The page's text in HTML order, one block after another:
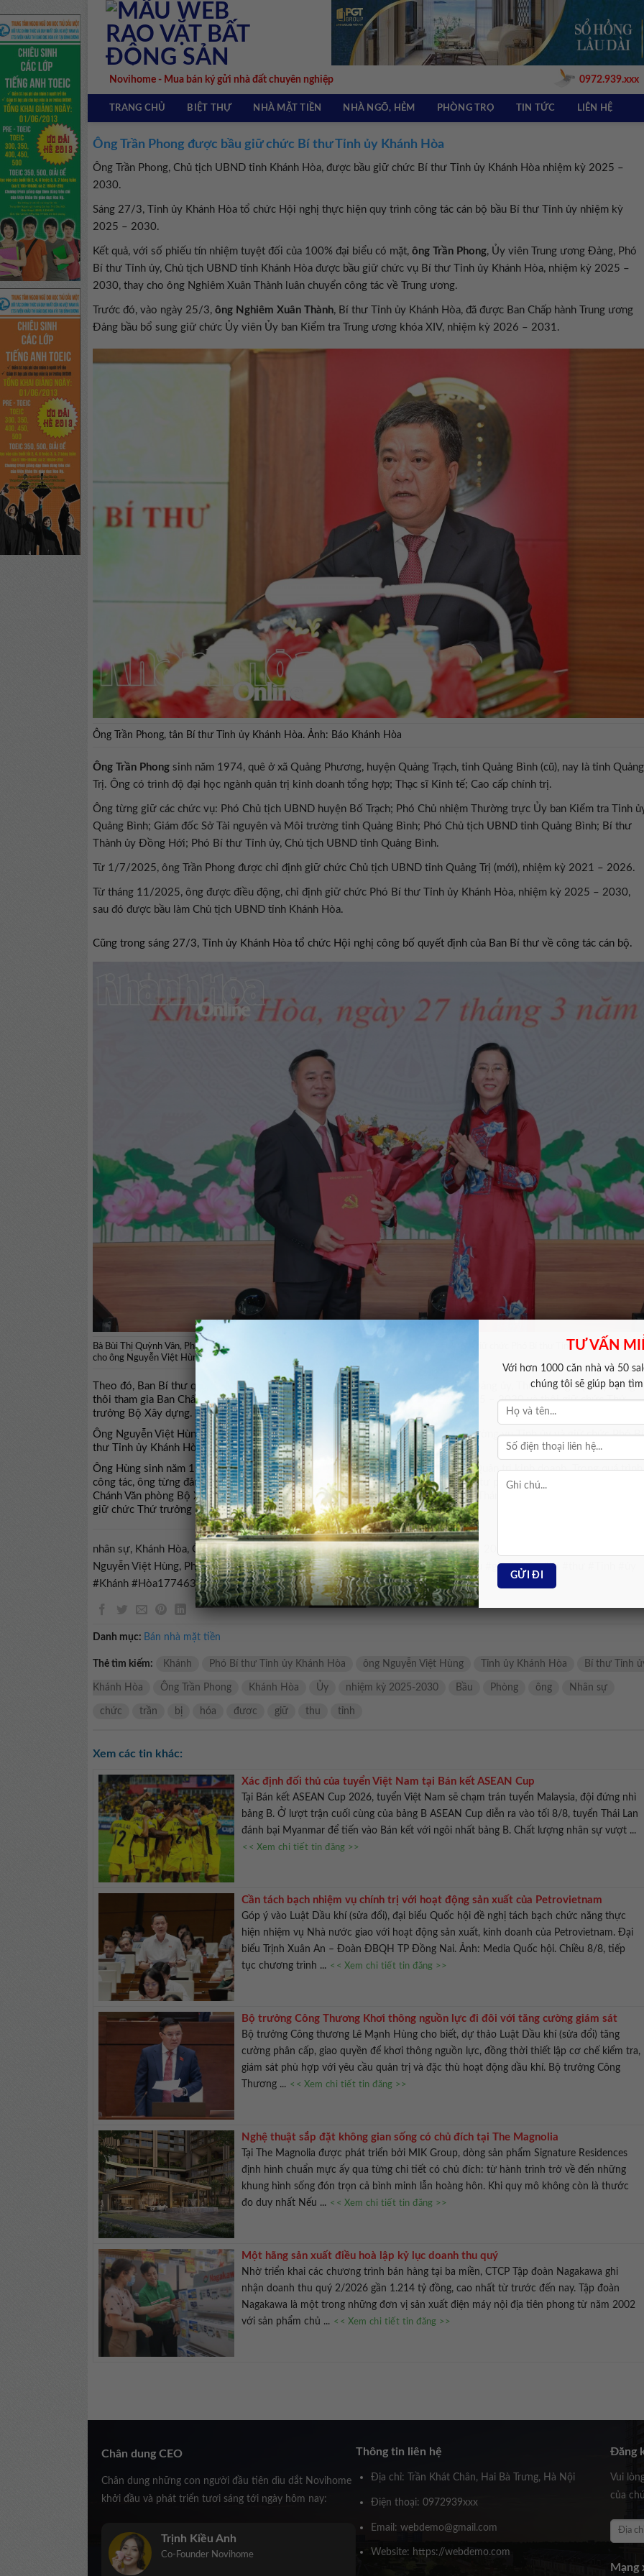
TƯ VẤN
Với hơn 1000 căn nhà và 50
chúng tôi sẽ giúp bạn
Skip
content
Novihome - Mua bán ký gửi nhà đất chuyên nghiệp 0972.939.xxx
TRANG CHỦ BIỆT THỰ NHÀ MẶT TIỀN NHÀ NGÕ, HẺM PHÒNG TRỌ TIN TỨC LIÊN HỆ
Ông Trần Phong được bầu giữ chức Bí thư Tỉnh ủy Khánh Hòa
Ông Trần Phong, Chủ tịch UBND tỉnh Khánh Hòa, được bầu giữ chức Bí thư Tỉnh ủy Khánh Hòa nhiệm kỳ 2025 –
2030.
Sáng 27/3, Tỉnh ủy Khánh Hòa tổ chức Hội nghị thực hiện quy trình công tác cán bộ bầu Bí thư Tỉnh ủy nhiệm kỳ
2025 – 2030.
Kết quả, với số phiếu tín nhiệm tuyệt đối của 100% đại biểu có mặt, ông Trần Phong, Ủy viên Trung ương Đảng, Phó
Bí thư Tỉnh ủy, Chủ tịch UBND tỉnh Khánh Hòa được bầu giữ chức vụ Bí thư Tỉnh ủy Khánh Hòa, nhiệm kỳ 2025 –
2030, thay cho ông Nghiêm Xuân Thành luân chuyển công tác về Trung ương.
Trước đó, vào ngày 25/3, ông Nghiêm Xuân Thành, Bí thư Tỉnh ủy Khánh Hòa, đã được Ban Chấp hành Trung ương
Đảng bầu bổ sung giữ chức Ủy viên Ủy ban Kiểm tra Trung ương khóa XIV, nhiệm kỳ 2026 – 2031.
Ông Trần Phong, tân Bí thư Tỉnh ủy Khánh Hòa. Ảnh: Báo Khánh Hòa
Ông Trần Phong sinh năm 1974, quê ở xã Quảng Phương, huyện Quảng Trạch, tỉnh Quảng Bình (cũ), nay là tỉnh Quảng
Trị. Ông có trình độ đại học ngành quản trị kinh doanh tổng hợp; Thạc sĩ Kinh tế; Cao cấp chính trị.
Ông từng giữ các chức vụ: Phó Chủ tịch UBND huyện Bố Trạch; Phó Chủ nhiệm Thường trực Ủy ban Kiểm tra Tỉnh
Quảng Bình; Giám đốc Sở Tài nguyên và Môi trường tỉnh Quảng Bình; Phó Chủ tịch UBND tỉnh Quảng Bình; Bí thư
Thành ủy Đồng Hới; Phó Bí thư Tỉnh ủy, Chủ tịch UBND tỉnh Quảng Bình.
Từ 1/7/2025, ông Trần Phong được chỉ định giữ chức Chủ tịch UBND tỉnh Quảng Trị (mới), nhiệm kỳ 2021 – 2026.
Từ tháng 11/2025, ông được điều động, chỉ định giữ chức Phó Bí thư Tỉnh ủy Khánh Hòa, nhiệm kỳ 2025 – 2030,
sau đó được bầu làm Chủ tịch UBND tỉnh Khánh Hòa.
Cũng trong sáng 27/3, Tỉnh ủy Khánh Hòa tổ chức Hội nghị công bố quyết định của Ban Bí thư về công tác cán bộ.
Bà Bùi Thị Quỳnh Vân, Phó trưởng Ban Tổ chức Trung ương trao quyết định điều động, chỉ định giữ chức Phó Bí thư Tỉnh ủy Khánh Hòa
cho ông Nguyễn Việt Hùng, ngày 27/3. Ảnh: Báo Khánh Hòa
Theo đó, Ban Bí thư quyết địnhông Nguyễn Việt Hùng, Ủy viên Ban Thường vụ Đảng ủy, Thứ trưởng Bộ Xây dựng
thôi tham gia Ban Chấp hành, Ban Thường vụ Đảng ủy Bộ Xây dựng nhiệm kỳ 2025 – 2030 và thôi giữ chức Thứ
trưởng Bộ Xây dựng.
Ông Nguyễn Việt Hùng được điều động, chỉ định tham gia Ban Chấp hành, Ban Thường vụ Tỉnh ủy và giữ chức Phó Bí
thư Tỉnh ủy Khánh Hòa, nhiệm kỳ 2025 – 2030.
Ông Hùng sinh năm 1978, quê ở TP Hà Nội, có trình độ Cử nhân Kinh tế, Thạc sĩ Quản trị kinh doanh. Trong quá trình
công tác, ông từng đảm nhiệm các chức vụ: Phó Tổng Giám đốc Tổng công ty Đầu tư phát triển nhà và đô thị (HUD),
Chánh Văn phòng Bộ Xây dựng, Chủ tịch Hội đồng thành viên Tổng công ty HUD. Tháng 9/2024, ông được bổ nhiệm
giữ chức Thứ trưởng Bộ Xây dựng.
nhân sự, Khánh Hòa, Ông Trần Phong, Bí thư Tỉnh ủy Khánh Hòa, nhiệm kỳ 2025 – 2030, Tỉnh ủy Khánh Hòa, ông
Nguyễn Việt Hùng, Phó Bí thư Tỉnh ủy Khánh Hòa#Ông #Trần #Phong #được #bầu #giữ #chức #Bí #thư #Tỉnh #ủy
#Khánh #Hòa1774635359
Danh mục: Bán nhà mặt tiền
Thẻ tìm kiếm: Khánh Phó Bí thư Tỉnh ủy Khánh Hòa ông Nguyễn Việt Hùng Tỉnh ủy Khánh Hòa Bí thư Tỉnh
Khánh Hòa Ông Trần Phong Khánh Hòa Ủy nhiệm kỳ 2025-2030 Bầu Phòng ông Nhân sự
chức trần bị hóa đươc giữ thu tỉnh
Xem các tin khác:
Xác định đối thủ của tuyển Việt Nam tại Bán kết ASEAN Cup
Tại Bán kết ASEAN Cup 2026, tuyển Việt Nam sẽ chạm trán tuyển Malaysia, đội đứng nhì
bảng B. Ở lượt trận cuối cùng của bảng B ASEAN Cup diễn ra vào tối 8/8, tuyển Thái Lan
đánh bại Myanmar để tiến vào Bán kết với ngôi nhất bảng B. Chất lượng nhân sự vượt ...
<< Xem chi tiết tin đăng >>
Cần tách bạch nhiệm vụ chính trị với hoạt động sản xuất của Petrovietnam
Góp ý vào Luật Dầu khí (sửa đổi), đại biểu Quốc hội đề nghị tách bạch chức năng thực
hiện nhiệm vụ Nhà nước giao với hoạt động sản xuất, kinh doanh của Petrovietnam. Đại
biểu Trịnh Xuân An – Đoàn ĐBQH TP Đồng Nai. Ảnh: Media Quốc hội. Chiều 8/8, tiếp
tục chương trình ... << Xem chi tiết tin đăng >>
Bộ trưởng Công Thương Khơi thông nguồn lực đi đôi với tăng cường giám sát
Bộ trưởng Công thương Lê Mạnh Hùng cho biết, dự thảo Luật Dầu khí (sửa đổi) tăng
cường phân cấp, giao quyền để khơi thông nguồn lực, đồng thời thiết lập cơ chế kiểm tra,
giám sát phù hợp với yêu cầu quản trị và đặc thù hoạt động dầu khí. Bộ trưởng Công
Thương ... << Xem chi tiết tin đăng >>
Nghệ thuật sắp đặt không gian sống có chủ đích tại The Magnolia
Tại The Magnolia được phát triển bởi MIK Group, dòng sản phẩm Signature Residences
định hình chuẩn mực ấy qua từng chi tiết có chủ đích: từ hành trình trở về đến những
khung hình sống đón trọn cả bình minh lẫn hoàng hôn. Khi quy mô không còn là thước
đo duy nhất Nếu ... << Xem chi tiết tin đăng >>
Một hãng sản xuất điều hoà lập kỷ lục doanh thu quý
Nhờ triển khai các chương trình bán hàng tại ba miền, CTCP Tập đoàn Nagakawa ghi
nhận doanh thu quý 2/2026 gần 1.214 tỷ đồng, cao nhất từ trước đến nay. Tập đoàn
Nagakawa là một trong những đơn vị sản xuất điện máy nội địa tiên phong từ năm 2002
với sản phẩm chủ ... << Xem chi tiết tin đăng >>
Chân dung CEO
Chân dung những con người đầu tiên dìu dắt Novihome
khởi đầu và phát triển tươi sáng tới ngày hôm nay:
Founder Novihome
Trịnh Kiều Anh
Co-Founder Novihome
Thông tin liên hệ
Địa chỉ: Trần Khát Chân, Hai Bà Trưng, Hà Nội
Điện thoại: 0972939xxx
Email: webdemo@gmail.com
Website: https://webdemo.com
Đăng
Vui
của
Mạng